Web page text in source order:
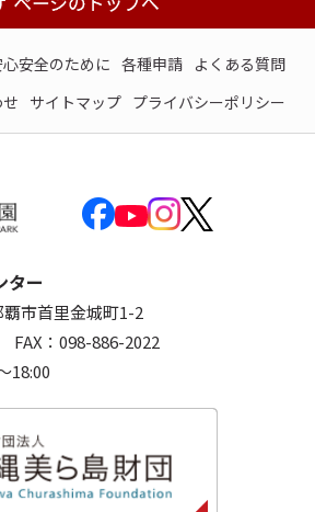
安全のために 各種申請 よくある質問
サイトマップ プライバシーポリシー
ター
市首里金城町1-2
FAX：098-886-2022
18:00